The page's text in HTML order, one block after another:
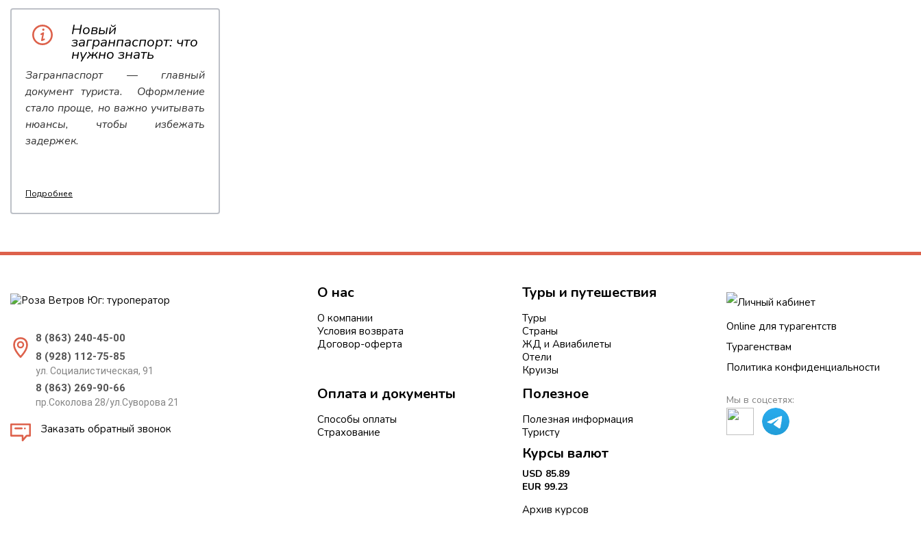
Новый
загранпаспорт: что
нужно знать
Загранпаспорт — главный
документ туриста. Оформление
стало проще, но важно учитывать
нюансы, чтобы избежать
задержек.
Подробнее
8 (863) 240-45-00
8 (928) 112-75-85
ул. Социалистическая, 91
8 (863) 269-90-66
пр.Соколова 28/ул.Суворова 21
Заказать обратный звонок
О нас
О компании
Условия возврата
Договор-оферта
Туры и путешествия
Туры
Страны
ЖД и Авиабилеты
Отели
Круизы
Личный кабинет
Online для турагентств
Турагенствам
Политика конфиденциальности
Оплата и документы
Способы оплаты
Страхование
Полезное
Полезная информация
Туристу
Курсы валют
USD 85.89
EUR 99.23
Архив курсов
Мы в соцсетях: